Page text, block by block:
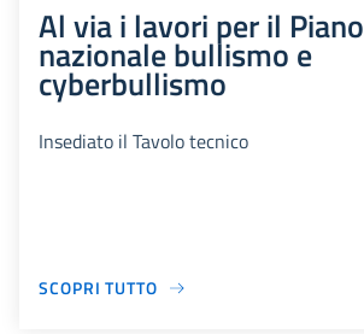
Al via i lavori per il Piano
nazionale bullismo e
cyberbullismo
Insediato il Tavolo tecnico
SCOPRI TUTTO